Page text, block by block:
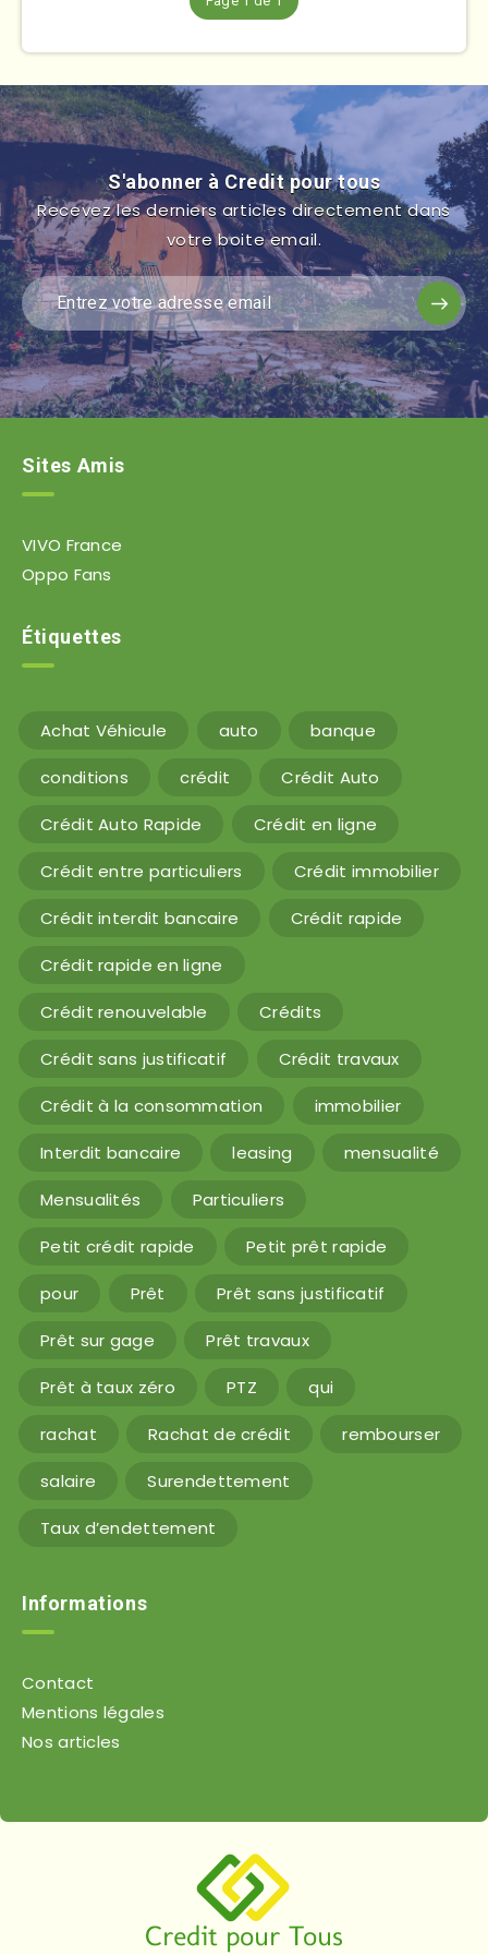
S'abonner à Credit pour tous
Recevez les derniers articles directement dans
votre boite email.
Sites Amis
VIVO France
Oppo Fans
Étiquettes
Achat Véhicule auto banque
conditions crédit Crédit Auto
Crédit Auto Rapide Crédit en ligne
Crédit entre particuliers Crédit immobilier
Crédit interdit bancaire Crédit rapide
Crédit rapide en ligne
Crédit renouvelable Crédits
Crédit sans justificatif Crédit travaux
Crédit à la consommation immobilier
Interdit bancaire leasing mensualité
Mensualités Particuliers
Petit crédit rapide Petit prêt rapide
pour Prêt Prêt sans justificatif
Prêt sur gage Prêt travaux
Prêt à taux zéro PTZ qui
rachat Rachat de crédit rembourser
salaire Surendettement
Taux d’endettement
Informations
Contact
Mentions légales
Nos articles